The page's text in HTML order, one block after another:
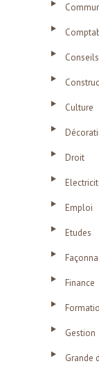
Conseils
Culture
Droit
Emploi
Etudes
Finance
Gestion
Grande